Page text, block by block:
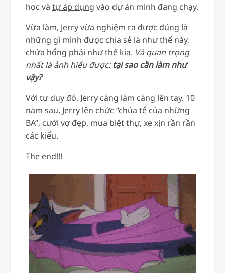
học và tự áp dụng vào dự án mình đang chạy.
Vừa làm, Jerry vừa nghiệm ra được đúng là
những gì mình được chia sẻ là như thế này,
chứa hổng phải như thế kia. Và quan trọng
nhất là ảnh hiểu được: tại sao cần làm như
vậy?
Với tư duy đó, Jerry càng làm càng lên tay. 10
năm sau, Jerry lên chức “chúa tể của những
BA”, cưới vợ đẹp, mua biệt thự, xe xịn rần rần
các kiểu.
The end!!!